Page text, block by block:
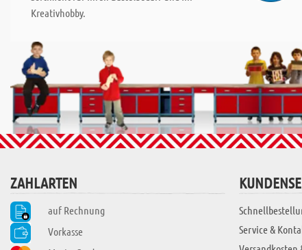
Kreativhobby.
ZAHLARTEN
auf Rechnung
Vorkasse
Service &